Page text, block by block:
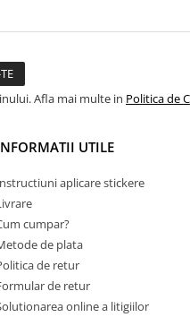
Afla mai multe in Politica de
UTILE
aplicare stickere
cumpar?
de plata
de retur
de retur
online a litigiilor